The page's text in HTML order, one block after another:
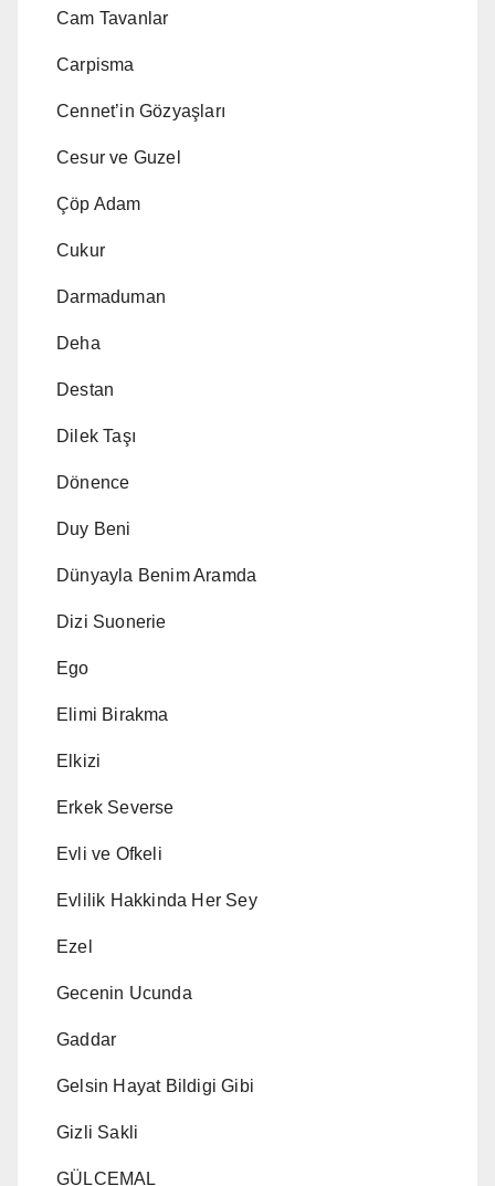
Cam Tavanlar
Carpisma
Cennet’in Gözyaşları
Cesur ve Guzel
Çöp Adam
Cukur
Darmaduman
Deha
Destan
Dilek Taşı
Dönence
Duy Beni
Dünyayla Benim Aramda
Dizi Suonerie
Ego
Elimi Birakma
Elkizi
Erkek Severse
Evli ve Ofkeli
Evlilik Hakkinda Her Sey
Ezel
Gecenin Ucunda
Gaddar
Gelsin Hayat Bildigi Gibi
Gizli Sakli
GÜLCEMAL